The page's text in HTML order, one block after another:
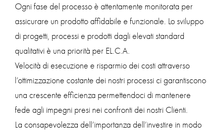
Ogni fase del processo è attentamente monitorata per
assicurare un prodotto affidabile e funzionale. Lo sviluppo
di progetti, processi e prodotti dagli elevati standard
qualitativi è una priorità per EL.C.A.
Velocità di esecuzione e risparmio dei costi attraverso
l’ottimizzazione costante dei nostri processi ci garantiscono
una crescente efficienza permettendoci di mantenere
fede agli impegni presi nei confronti dei nostri Clienti.
La consapevolezza dell’importanza dell’investire in modo